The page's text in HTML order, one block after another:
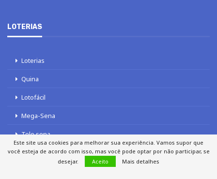
LOTERIAS
Loterias
Quina
Lotofácil
Mega-Sena
Tele sena
Este site usa cookies para melhorar sua experiência. Vamos supor que
você esteja de acordo com isso, mas você pode optar por não participar, se
desejar.
Aceito Mais detalhes